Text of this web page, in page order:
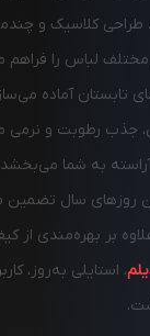
طراحی کلاسیک و
مختلف لباس را
تابستان آماده
جذب رطوبت و نرمی
به شما
روزهای سال تضمین
بر بهره‌مندی از
، استایلی به‌روز،